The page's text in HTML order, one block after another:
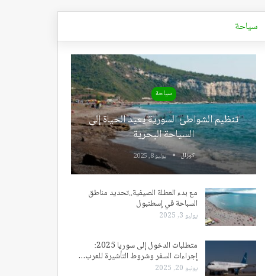
سياحة
سياحة
تنظيم الشواطئ السورية يعيد الحياة إلى
السياحة البحرية
كوزال يوليو 8, 2025
مع بدء العطلة الصيفية..تحديد مناطق
السباحة في إسطنبول
يوليو 3, 2025
متطلبات الدخول إلى سوريا 2025:
إجراءات السفر وشروط التأشيرة للعرب…
يونيو 20, 2025